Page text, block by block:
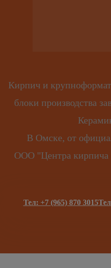
Кирпич и
блоки производства
В Омске, от
ООО "Центра кирпича
Тел: +7 (965) 870 3015